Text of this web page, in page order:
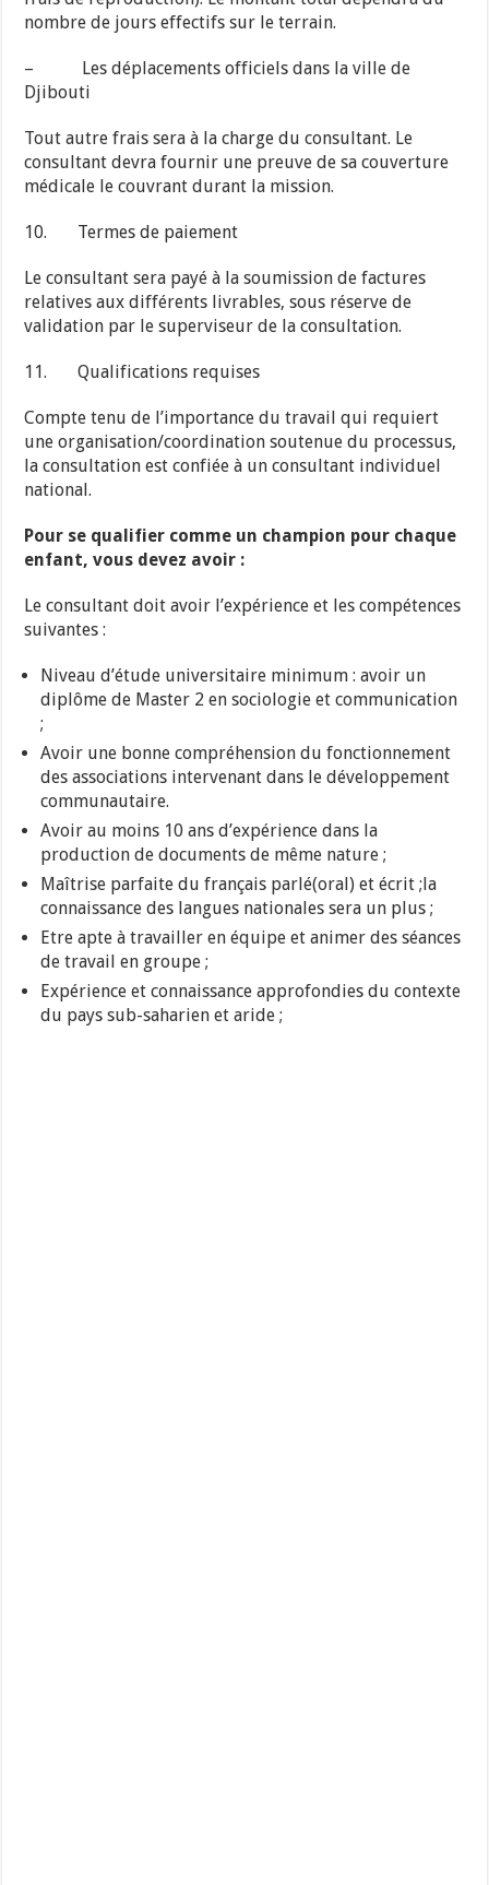
nombre de jours effectifs sur le terrain.
– Les déplacements officiels dans la ville de
Djibouti
Tout autre frais sera à la charge du consultant. Le
consultant devra fournir une preuve de sa couverture
médicale le couvrant durant la mission.
10. Termes de paiement
Le consultant sera payé à la soumission de factures
relatives aux différents livrables, sous réserve de
validation par le superviseur de la consultation.
11. Qualifications requises
Compte tenu de l’importance du travail qui requiert
une organisation/coordination soutenue du processus,
la consultation est confiée à un consultant individuel
national.
Pour se qualifier comme un champion pour chaque
enfant, vous devez avoir :
Le consultant doit avoir l’expérience et les compétences
suivantes :
Niveau d’étude universitaire minimum : avoir un
diplôme de Master 2 en sociologie et communication
;
Avoir une bonne compréhension du fonctionnement
des associations intervenant dans le développement
communautaire.
Avoir au moins 10 ans d’expérience dans la
production de documents de même nature ;
Maîtrise parfaite du français parlé(oral) et écrit ;la
connaissance des langues nationales sera un plus ;
Etre apte à travailler en équipe et animer des séances
de travail en groupe ;
Expérience et connaissance approfondies du contexte
du pays sub-saharien et aride ;